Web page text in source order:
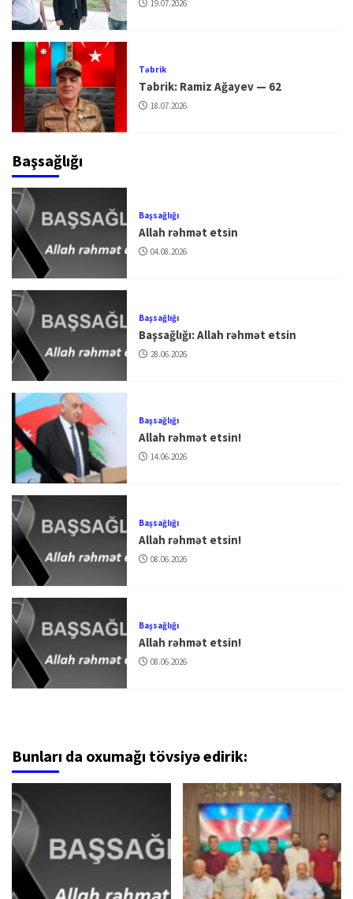
19.07.2026
Təbrik
Təbrik: Ramiz Ağayev — 62
18.07.2026
Başsağlığı
Başsağlığı
Allah rəhmət etsin
04.08.2026
Başsağlığı
Başsağlığı: Allah rəhmət etsin
28.06.2026
Başsağlığı
Allah rəhmət etsin!
14.06.2026
Başsağlığı
Allah rəhmət etsin!
08.06.2026
Başsağlığı
Allah rəhmət etsin!
08.06.2026
Bunları da oxumağı tövsiyə edirik: